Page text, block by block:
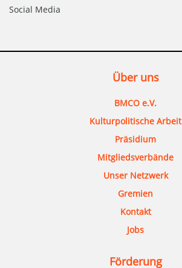
Social Media
Über uns
BMCO e.V.
Kulturpolitische Arbeit
Präsidium
Mitgliedsverbände
Unser Netzwerk
Gremien
Kontakt
Jobs
Förderung